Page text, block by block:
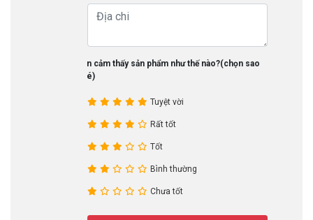
Bạn cảm thấy sản phẩm như thế nào?(chọn sao
nhé)
Tuyệt vời
Rất tốt
Tốt
Bình thường
Chưa tốt